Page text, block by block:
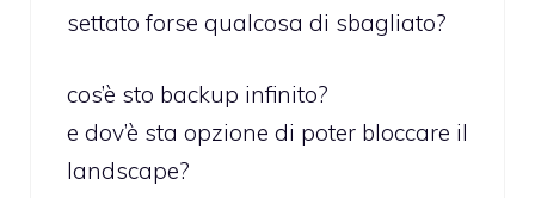
settato forse qualcosa di sbagliato?
cos’è sto backup infinito?
e dov’è sta opzione di poter bloccare il
landscape?